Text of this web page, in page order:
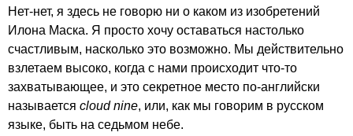
Нет-нет, я здесь не говорю ни о каком из изобретений
Илона Маска. Я просто хочу оставаться настолько
счастливым, насколько это возможно. Мы действительно
взлетаем высоко, когда с нами происходит что-то
захватывающее, и это секретное место по-английски
называется cloud nine, или, как мы говорим в русском
языке, быть на седьмом небе.